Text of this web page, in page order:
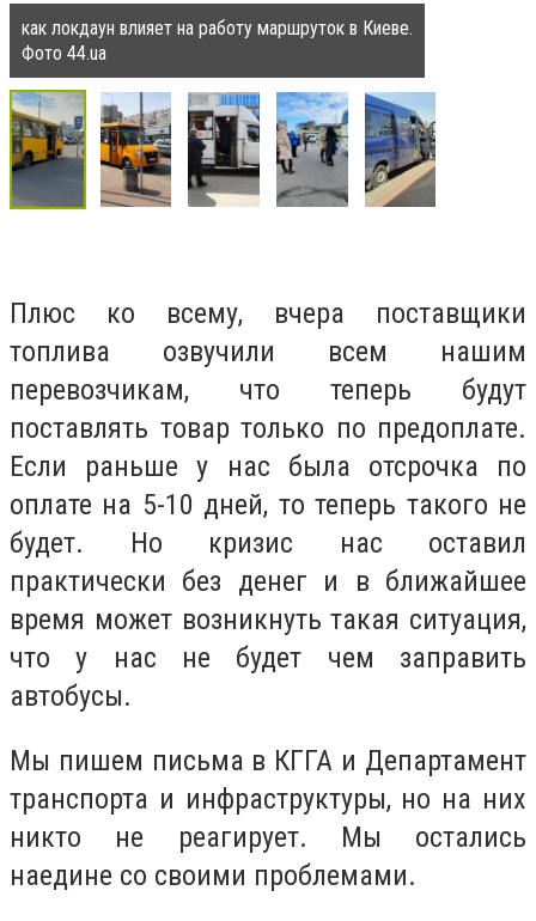
как локдаун влияет на работу маршруток в Киеве.
Фото 44.ua
Плюс ко всему, вчера поставщики
топлива озвучили всем нашим
перевозчикам, что теперь будут
поставлять товар только по предоплате.
Если раньше у нас была отсрочка по
оплате на 5-10 дней, то теперь такого не
будет. Но кризис нас оставил
практически без денег и в ближайшее
время может возникнуть такая ситуация,
что у нас не будет чем заправить
автобусы.
Мы пишем письма в КГГА и Департамент
транспорта и инфраструктуры, но на них
никто не реагирует. Мы остались
наедине со своими проблемами.